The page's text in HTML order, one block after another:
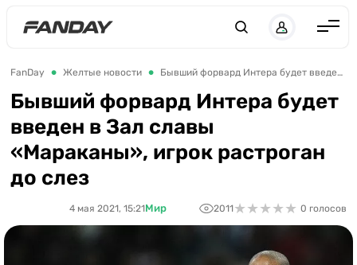
Англия
Испания
Германия
Италия
Франция
Украина
FanDay Желтые новости Бывший форвард Интера будет введен в Зал славы «Мараканы», игрок растроган до слез
Бывший форвард Интера будет
введен в Зал славы
«Мараканы», игрок растроган
до слез
Мир
4 мая 2021, 15:21 2011★★★★★
★★★★★ 0 голосов